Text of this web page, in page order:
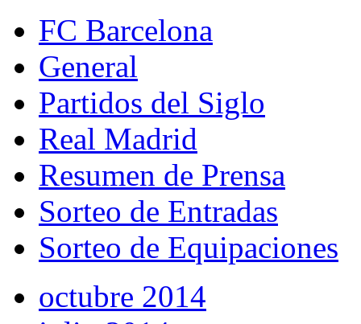
FC Barcelona
General
Partidos del Siglo
Real Madrid
Resumen de Prensa
Sorteo de Entradas
Sorteo de Equipaciones
octubre 2014